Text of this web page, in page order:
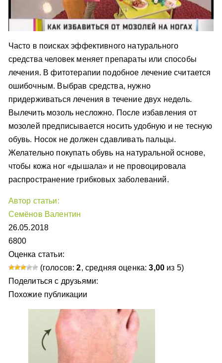
Часто в поисках эффективного натурального
средства человек меняет препараты или способы
лечения. В фитотерапии подобное лечение считается
ошибочным. Выбрав средства, нужно
придерживаться лечения в течение двух недель.
Вылечить мозоль несложно. После избавления от
мозолей предписывается носить удобную и не тесную
обувь. Носок не должен сдавливать пальцы.
Желательно покупать обувь на натуральной основе,
чтобы кожа ног «дышала» и не провоцировала
распространение грибковых заболеваний.
Автор статьи:
Семёнов Валентин
26.05.2018
6800
Оценка статьи:
(голосов:2, средняя оценка:3,00 из 5)
Поделиться с друзьями:
Похожие публикации